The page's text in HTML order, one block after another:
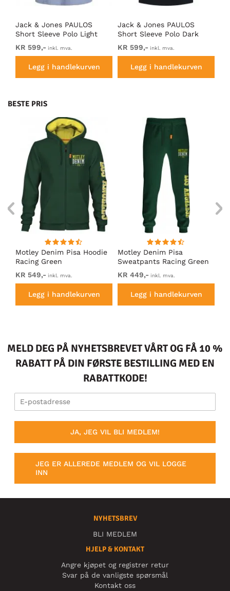
Jack & Jones PAULOS
Short Sleeve Polo Light
Blue/NEON
KR 599,- inkl. mva.
Legg i handlekurven
Jack & Jones PAULOS
Short Sleeve Polo Dark
Navy/PS
KR 599,- inkl. mva.
Legg i handlekurven
BESTE PRIS
Motley Denim Pisa Hoodie
Racing Green
KR 549,- inkl. mva.
Legg i handlekurven
Motley Denim Pisa
Sweatpants Racing Green
KR 449,- inkl. mva.
Legg i handlekurven
MELD DEG PÅ NYHETSBREVET VÅRT OG FÅ 10 %
RABATT PÅ DIN FØRSTE BESTILLING MED EN
RABATTKODE!
JA, JEG VIL BLI MEDLEM!
JEG ER ALLEREDE MEDLEM OG VIL LOGGE
INN
NYHETSBREV
BLI MEDLEM
HJELP & KONTAKT
Angre kjøpet og registrer retur
Svar på de vanligste spørsmål
Kontakt oss